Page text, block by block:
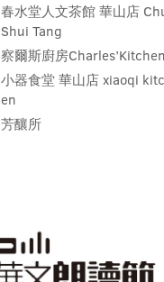
春水堂人文茶館 華山店
Shui Tang
察爾斯廚房Charles’Kitchen
小器食堂 華山店 xiaoqi
en
芳釀所